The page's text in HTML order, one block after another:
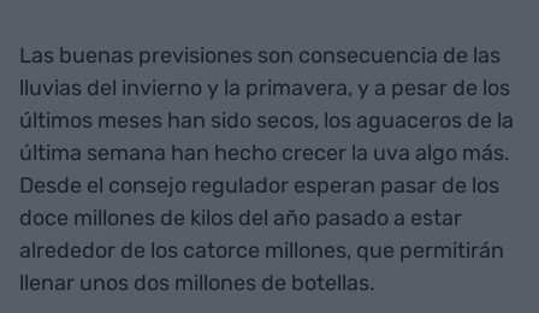
Las buenas previsiones son consecuencia de las
lluvias del invierno y la primavera, y a pesar de los
últimos meses han sido secos, los aguaceros de la
última semana han hecho crecer la uva algo más.
Desde el consejo regulador esperan pasar de los
doce millones de kilos del año pasado a estar
alrededor de los catorce millones, que permitirán
llenar unos dos millones de botellas.